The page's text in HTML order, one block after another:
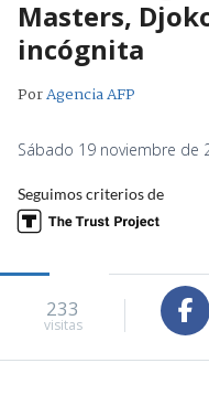
Masters,
incógnita
PorAgencia AFP
Sábado 19 noviembre de
Seguimos criterios de
233
visitas